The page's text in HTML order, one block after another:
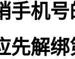
手机
先解